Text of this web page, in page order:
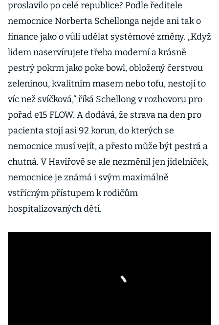
proslavilo po celé republice? Podle ředitele
nemocnice Norberta Schellonga nejde ani tak o
finance jako o vůli udělat systémové změny. „Když
lidem naservírujete třeba moderní a krásně
pestrý pokrm jako poke bowl, obložený čerstvou
zeleninou, kvalitním masem nebo tofu, nestojí to
víc než svíčková,“ říká Schellong v rozhovoru pro
pořad e15 FLOW. A dodává, že strava na den pro
pacienta stojí asi 92 korun, do kterých se
nemocnice musí vejít, a přesto může být pestrá a
chutná. V Havířově se ale nezměnil jen jídelníček,
nemocnice je známá i svým maximálně
vstřícným přístupem k rodičům
hospitalizovaných dětí.